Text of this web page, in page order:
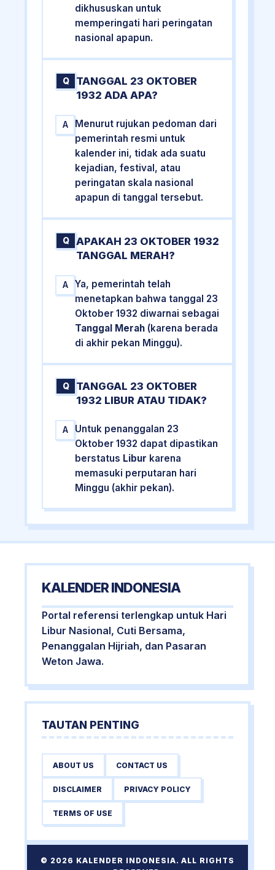
dikhususkan untuk
memperingati hari peringatan
nasional apapun.
Q
TANGGAL 23 OKTOBER
1932 ADA APA?
A
Menurut rujukan pedoman dari
pemerintah resmi untuk
kalender ini, tidak ada suatu
kejadian, festival, atau
peringatan skala nasional
apapun di tanggal tersebut.
Q
APAKAH 23 OKTOBER 1932
TANGGAL MERAH?
A
Ya, pemerintah telah
menetapkan bahwa tanggal 23
Oktober 1932 diwarnai sebagai
Tanggal Merah (karena berada
di akhir pekan Minggu).
Q
TANGGAL 23 OKTOBER
1932 LIBUR ATAU TIDAK?
A
Untuk penanggalan 23
Oktober 1932 dapat dipastikan
berstatus Libur karena
memasuki perputaran hari
Minggu (akhir pekan).
KALENDER INDONESIA
Portal referensi terlengkap untuk Hari
Libur Nasional, Cuti Bersama,
Penanggalan Hijriah, dan Pasaran
Weton Jawa.
TAUTAN PENTING
ABOUT US CONTACT US
DISCLAIMER PRIVACY POLICY
TERMS OF USE
© 2026 KALENDER INDONESIA. ALL RIGHTS